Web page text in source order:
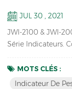
JUL 30 , 2021
JWI-2100 & JWI-
Série Indicateurs.
unique,
en production,
MOTS CLÉS :
Indicateur De